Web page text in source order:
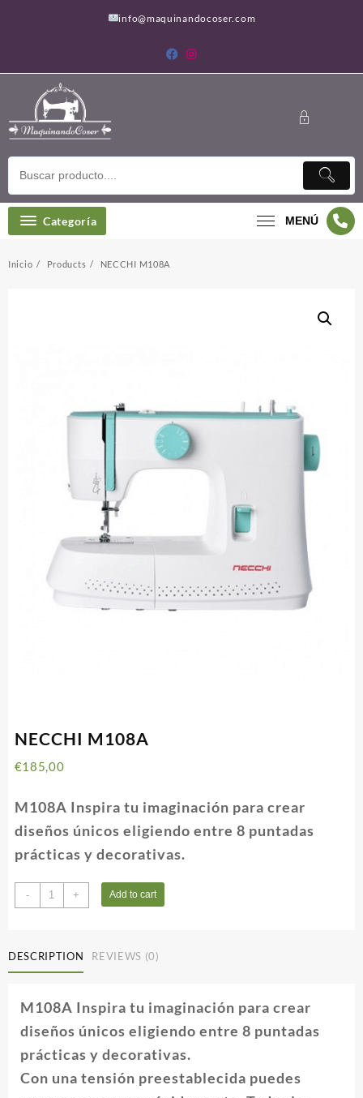
info@maquinandocoser.com
Categoría MENÚ
Inicio Products NECCHI M108A
NECCHI M108A
€185,00
M108A Inspira tu imaginación para crear
diseños únicos eligiendo entre 8 puntadas
prácticas y decorativas.
-
NECCHI
M108A
+ Add to cart
DESCRIPTION REVIEWS (0)
M108A Inspira tu imaginación para crear
diseños únicos eligiendo entre 8 puntadas
prácticas y decorativas.
Con una tensión preestablecida puedes